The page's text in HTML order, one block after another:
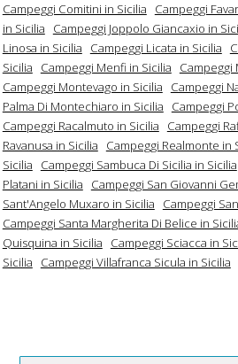
Campeggi Comitini in Sicilia
Campeggi
in Sicilia
Campeggi Joppolo Giancaxio in
Linosa in Sicilia
Campeggi Licata in Sicilia
Sicilia
Campeggi Menfi in Sicilia
Campeggi
Campeggi Montevago in Sicilia
Campeggi
Palma Di Montechiaro in Sicilia
Campeggi
Campeggi Racalmuto in Sicilia
Campeggi
Ravanusa in Sicilia
Campeggi Realmonte in
Sicilia
Campeggi Sambuca Di Sicilia in Sicilia
Platani in Sicilia
Campeggi San Giovanni
Sant'Angelo Muxaro in Sicilia
Campeggi
Campeggi Santa Margherita Di Belice in
Quisquina in Sicilia
Campeggi Sciacca in
Sicilia
Campeggi Villafranca Sicula in Sicilia